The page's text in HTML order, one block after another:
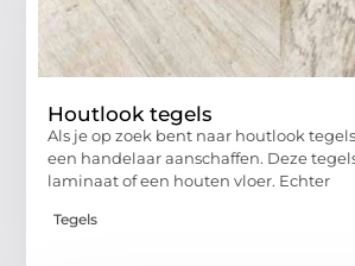
Houtlook tegels
Als je op zoek bent naar houtlook
een handelaar aanschaffen. Deze
laminaat of een houten vloer. Echter
Tegels